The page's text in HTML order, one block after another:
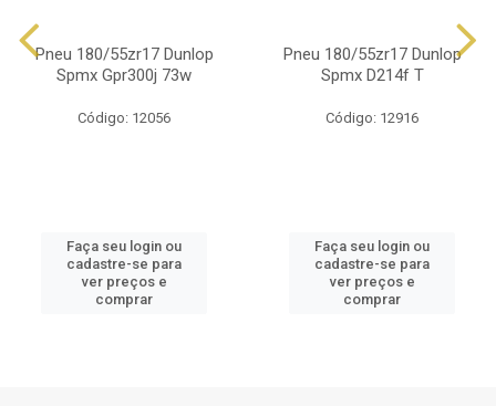
Pneu 180/55zr17 Dunlop
Spmx Gpr300j 73w
Código: 12056
Faça seu login ou
cadastre-se para
ver preços e
comprar
Pneu 180/55zr17 Dunlop
Spmx D214f T
Código: 12916
Faça seu login ou
cadastre-se para
ver preços e
comprar